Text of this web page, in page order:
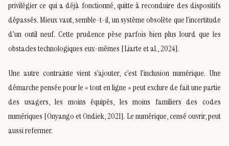
privilégier ce qui a déjà fonctionné, quitte à reconduire des dispositifs
dépassés. Mieux vaut, semble-t-il, un système obsolète que l’incertitude
d’un outil neuf. Cette prudence pèse parfois bien plus lourd que les
obstacles technologiques eux-mêmes [Liarte et al., 2024].
Une autre contrainte vient s’ajouter, c’est l’inclusion numérique. Une
démarche pensée pour le « tout en ligne » peut exclure de fait une partie
des usagers, les moins équipés, les moins familiers des codes
numériques [Onyango et Ondiek, 2021]. Le numérique, censé ouvrir, peut
aussi refermer.